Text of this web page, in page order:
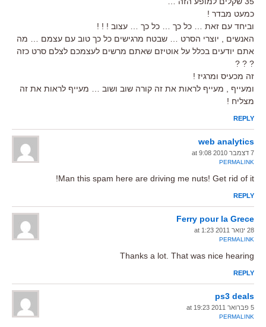
כמעט מבדר !
וביחד עם זאת … כל כך … כל כך … עצוב ! ! !
האנשים , יוצרי הסרט … שבטח מרגישים כל כך טוב עם עצמם … מה
אתם יודעים בכלל על אוטיזם שאתם מרשים לעצמכם לצלם סרט כזה
? ? ?
זה מכעיס ומרגיז !
ומעייף , מעייף לראות את זה קורה שוב ושוב … מעייף לראות את זה
מצליח !
REPLY
web analytics
7 דצמבר 2010 at 9:08
PERMALINK
Man this spam here are driving me nuts! Get rid of it!
REPLY
Ferry pour la Grece
28 ינואר 2011 at 1:23
PERMALINK
Thanks a lot. That was nice hearing
REPLY
ps3 deals
5 פברואר 2011 at 19:23
PERMALINK